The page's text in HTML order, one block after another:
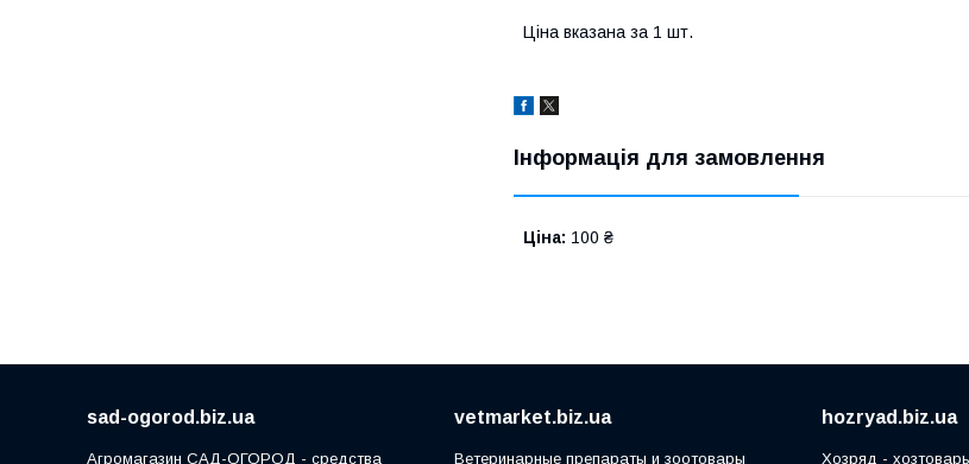
Ціна вказана за 1 шт.
Інформація для замовлення
Ціна: 100 ₴
sad-ogorod.biz.ua
Агромагазин САД-ОГОРОД - средства
vetmarket.biz.ua
Ветеринарные препараты и зоотовары
hozryad.biz.ua
Хозряд -